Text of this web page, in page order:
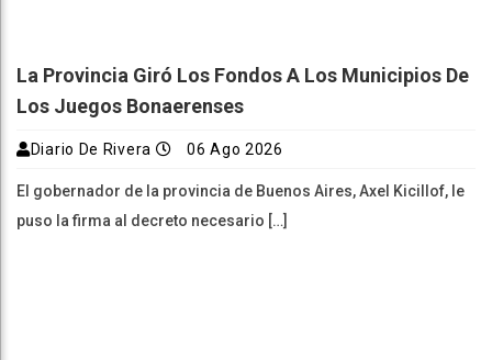
La Provincia Giró Los Fondos A Los Municipios De
Los Juegos Bonaerenses
Diario De Rivera 06 Ago 2026
El gobernador de la provincia de Buenos Aires, Axel Kicillof, le
puso la firma al decreto necesario […]